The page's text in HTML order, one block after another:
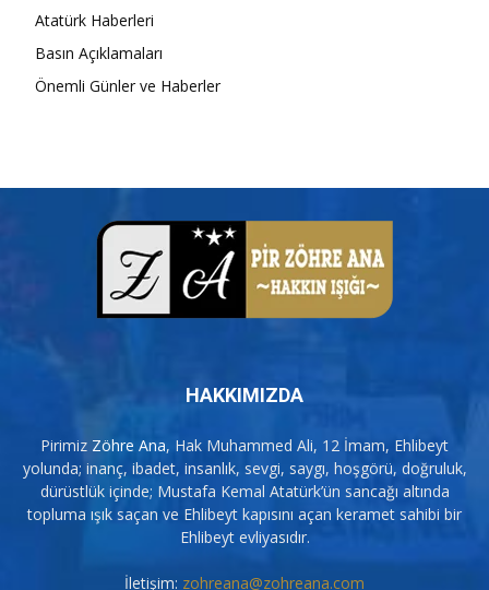
Atatürk Haberleri
Basın Açıklamaları
Önemli Günler ve Haberler
HAKKIMIZDA
Pirimiz Zöhre Ana, Hak Muhammed Ali, 12 İmam, Ehlibeyt
yolunda; inanç, ibadet, insanlık, sevgi, saygı, hoşgörü, doğruluk,
dürüstlük içinde; Mustafa Kemal Atatürk’ün sancağı altında
topluma ışık saçan ve Ehlibeyt kapısını açan keramet sahibi bir
Ehlibeyt evliyasıdır.
İletişim: zohreana@zohreana.com